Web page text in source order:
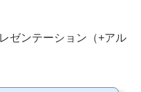
ゼンテーション（+アル